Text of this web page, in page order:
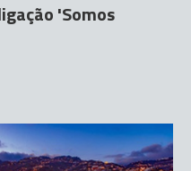
'Somos